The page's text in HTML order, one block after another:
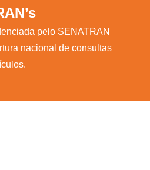
pelo SENATRAN
nacional de consultas